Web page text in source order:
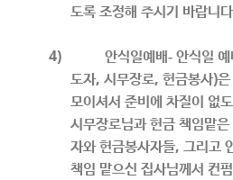
도록 조정해 주시기 바랍니다
4) 안식일예배- 안식일
도자, 시무장로, 헌금봉사)은
모이셔서 준비에 차질이 없
시무장로님과 헌금 책임맡
자와 헌금봉사자들, 그리고
책임 맡으신 집사님께서 컨